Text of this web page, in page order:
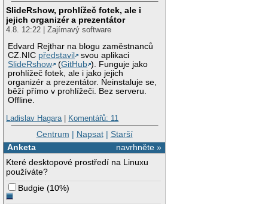
SlideRshow, prohlížeč fotek, ale i
jejich organizér a prezentátor
4.8. 12:22 | Zajímavý software
Edvard Rejthar na blogu zaměstnanců
CZ.NIC představil
svou aplikaci
SlideRshow
(GitHub ). Funguje jako
prohlížeč fotek, ale i jako jejich
organizér a prezentátor. Neinstaluje se,
běží přímo v prohlížeči. Bez serveru.
Offline.
Ladislav Hagara| Komentářů: 11
Centrum | Napsat| Starší
navrhněte »
Anketa
Které desktopové prostředí na Linuxu
používáte?
Budgie (10%)